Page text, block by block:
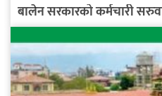
बालेन सरकारको कर्मचारी